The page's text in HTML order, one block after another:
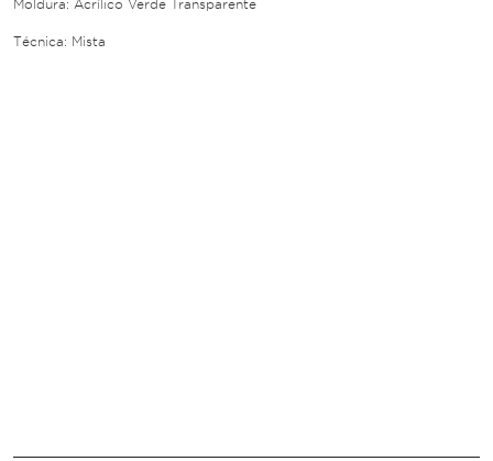
Moldura: Acrílico Verde Transparente
Técnica: Mista